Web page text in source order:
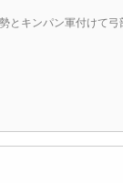
とキンパン軍付けて弓